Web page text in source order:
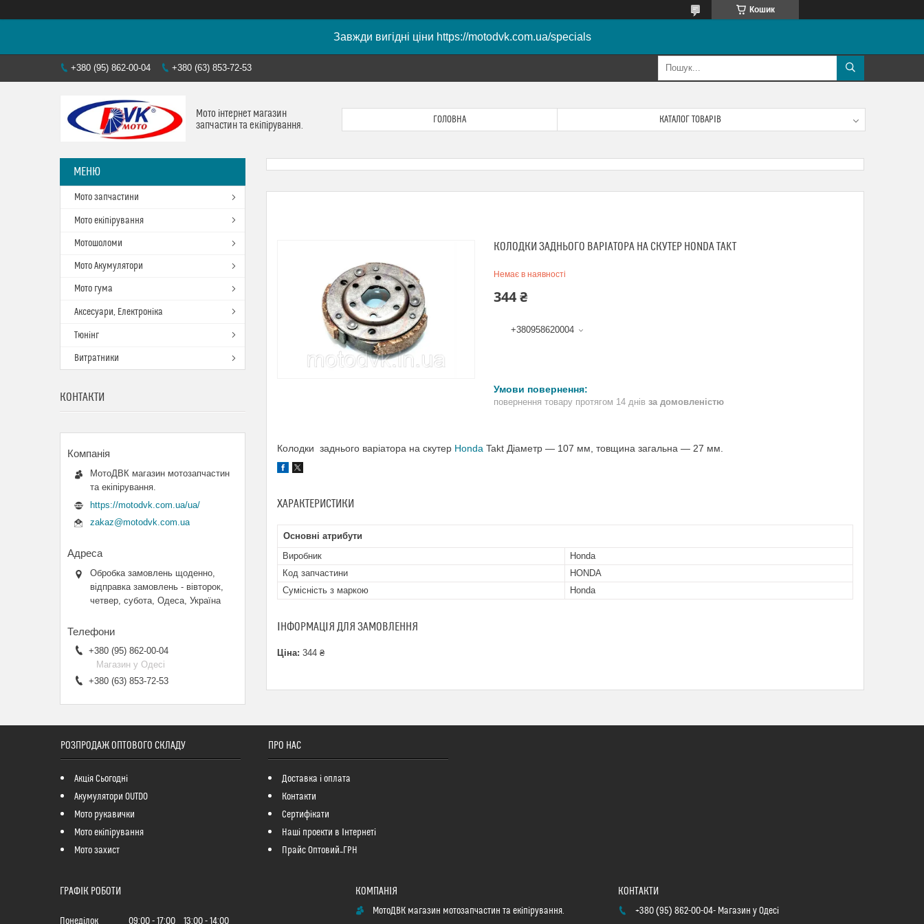
Кошик
Завжди вигідні ціни https://motodvk.com.ua/specials
+380 (95) 862-00-04 +380 (63) 853-72-53
Мото інтернет магазин
запчастин та екіпірування.
ГОЛОВНА КАТАЛОГ ТОВАРІВ
КОЛОДКИ ЗАДНЬОГО ВАРІАТОРА НА СКУТЕР HONDA TAKT
Немає в наявності
344 ₴
+380958620004
повернення товару протягом 14 днів за домовленістю
Колодки заднього варіатора на скутер Honda Takt Діаметр — 107 мм, товщина загальна — 27 мм.
ХАРАКТЕРИСТИКИ
Основні атрибути
Виробник
Honda
Код запчастини
HONDA
Сумісність з маркою
Honda
ІНФОРМАЦІЯ ДЛЯ ЗАМОВЛЕННЯ
Ціна: 344 ₴
Мото запчастини
Мото екіпірування
Мотошоломи
Мото Акумулятори
Мото гума
Аксесуари, Електроніка
Тюнінг
Витратники
КОНТАКТИ
МотоДВК магазин мотозапчастин
та екіпірування.
https://motodvk.com.ua/ua/
zakaz@motodvk.com.ua
Обробка замовлень щоденно,
відправка замовлень - вівторок,
четвер, субота, Одеса, Україна
+380 (95) 862-00-04
Магазин у Одесі
+380 (63) 853-72-53
РОЗПРОДАЖ ОПТОВОГО СКЛАДУ
Акція Сьогодні
Акумулятори OUTDO
Мото рукавички
Мото екіпірування
Мото захист
ПРО НАС
Доставка і оплата
Контакти
Сертифікати
Наші проекти в Інтернеті
Прайс Оптовий_ГРН
ГРАФІК РОБОТИ
Понеділок 09:00 17:00 13:00 14:00
МотоДВК магазин мотозапчастин та екіпірування. +380 (95) 862-00-04 Магазин у Одесі